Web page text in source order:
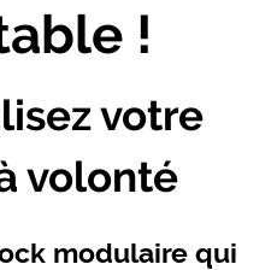
!
votre
volonté
modulaire qui